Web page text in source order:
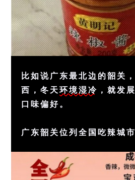
比如说广东最北边的韶关
西，冬天环境湿冷 ，就发
口味偏好。
广东韶关位列全国吃辣城